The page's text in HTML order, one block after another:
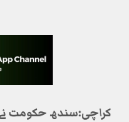
کراچی:سندھ حکومت نے